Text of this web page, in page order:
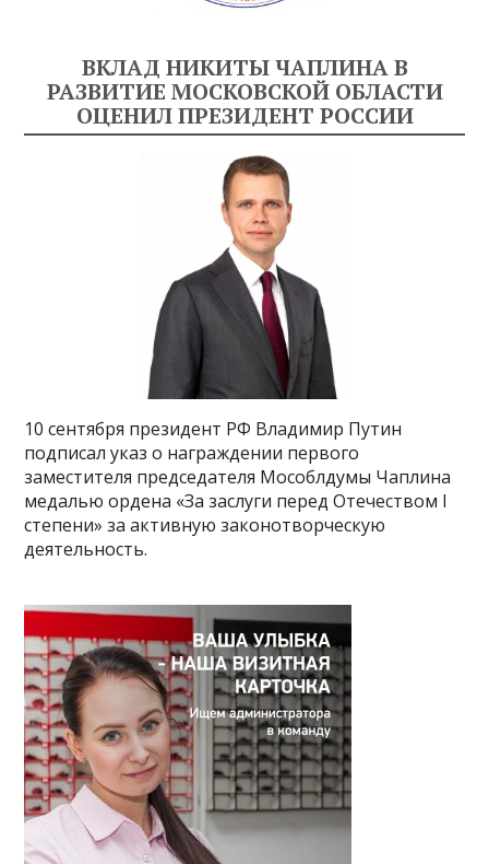
ВКЛАД НИКИТЫ ЧАПЛИНА В
РАЗВИТИЕ МОСКОВСКОЙ ОБЛАСТИ
ОЦЕНИЛ ПРЕЗИДЕНТ РОССИИ
10 сентября президент РФ Владимир Путин
подписал указ о награждении первого
заместителя председателя Мособлдумы Чаплина
медалью ордена «За заслуги перед Отечеством I
степени» за активную законотворческую
деятельность.